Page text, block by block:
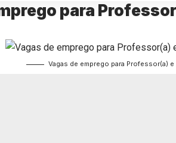
para
Vagas de emprego para Professor(a) e